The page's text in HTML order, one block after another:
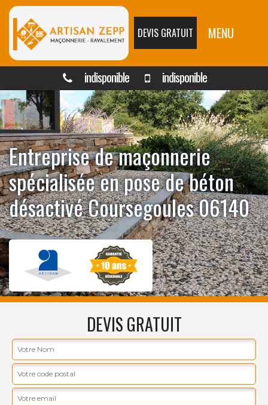
DEVIS GRATUIT MENU
indisponible indisponible
Entreprise de maçonnerie
spécialisée en pose de béton
désactivé Coursegoules 06140
DEVIS GRATUIT